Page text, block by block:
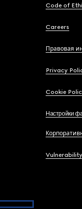
Code of
Careers
Правовая
Privacy
Cookie
Настройки